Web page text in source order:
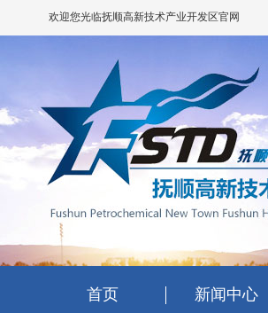
欢迎您光临抚顺高新技术产业开发区官网
首页 新闻中心